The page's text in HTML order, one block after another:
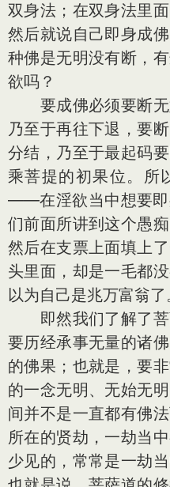
双身法；在双身法里
然后就说自己即身成
种佛是无明没有断，
欲吗？
要成佛必须要断无
乃至于再往下退，要
分结，乃至于最起码
乘菩提的初果位。所
——在淫欲当中想要即
们前面所讲到这个愚
然后在支票上面填上
头里面，却是一毛都
以为自己是兆万富翁了
即然我们了解了菩
要历经承事无量的诸
的佛果；也就是，要
的一念无明、无始无
间并不是一直都有佛
所在的贤劫，一劫当
少见的，常常是一劫